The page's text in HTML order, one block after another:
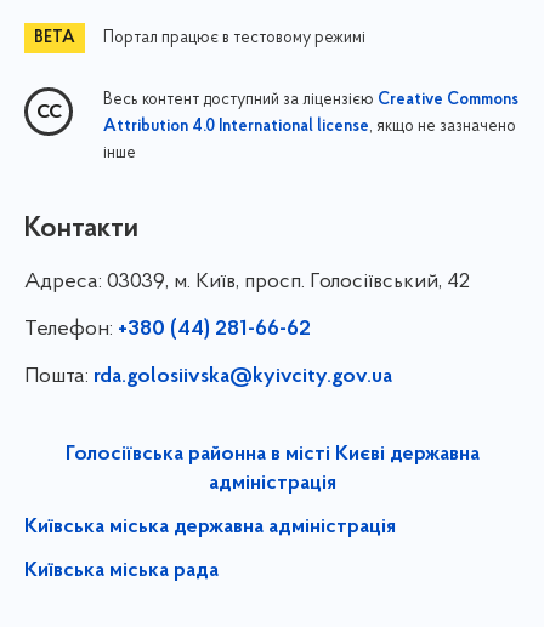
Портал працює в тестовому режимі
Весь контент доступний за ліцензією Creative Commons
Attribution 4.0 International license, якщо не зазначено
інше
Контакти
Адреса: 03039, м. Київ, просп. Голосіївський, 42
Телефон: +380 (44) 281-66-62
Пошта: rda.golosiivska@kyivcity.gov.ua
Голосіївська районна в місті Києві державна
адміністрація
Київська міська державна адміністрація
Київська міська рада